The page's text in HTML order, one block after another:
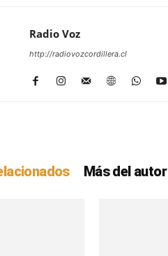
Radio Voz
http://radiovozcordillera.cl
Más del autor